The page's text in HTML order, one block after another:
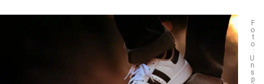
F
o
t
o
:
U
n
s
p